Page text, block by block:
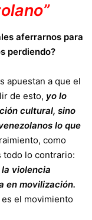
aferrarnos para
perdiendo?
apuestan a que el
de esto, yo lo
cultural, sino
lo que
como
todo lo contrario:
la violencia
en movilización.
es el movimiento